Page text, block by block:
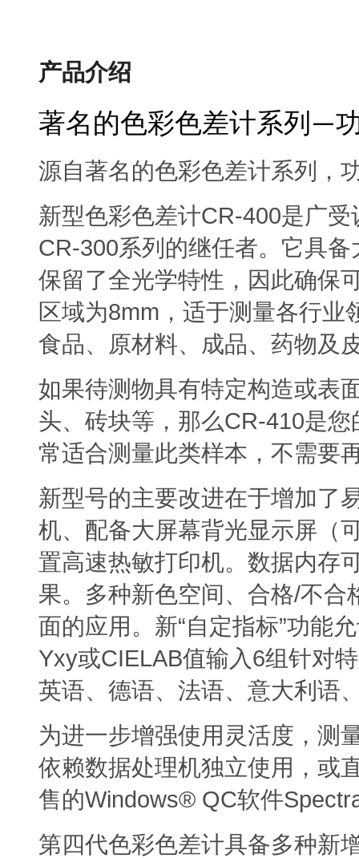
产品介绍
著名的色彩色差计系列 —
源自著名的色彩色差计系列，
新型色彩色差计CR-400是广受
CR-300系列的继任者。它具
保留了全光学特性，因此确保
区域为8mm ，适于测量各行
食品、原材料、成品、药物及
如果待测物具有特定构造或表
头、砖块等，那么CR-410是您
常适合测量此类样本，不需要
新型号的主要改进在于增加了
机、配备大屏幕背光显示屏（
置高速热敏打印机。数据内存
果。多种新色空间、合格/不合
面的应用。新“自定指标”功能
Yxy或CIELAB值输入6组针对
英语、德语、法语、意大利语
为进一步增强使用灵活度，测
依赖数据处理机独立使用，或
售的Windows® QC软件
第四代色彩色差计具备多种新